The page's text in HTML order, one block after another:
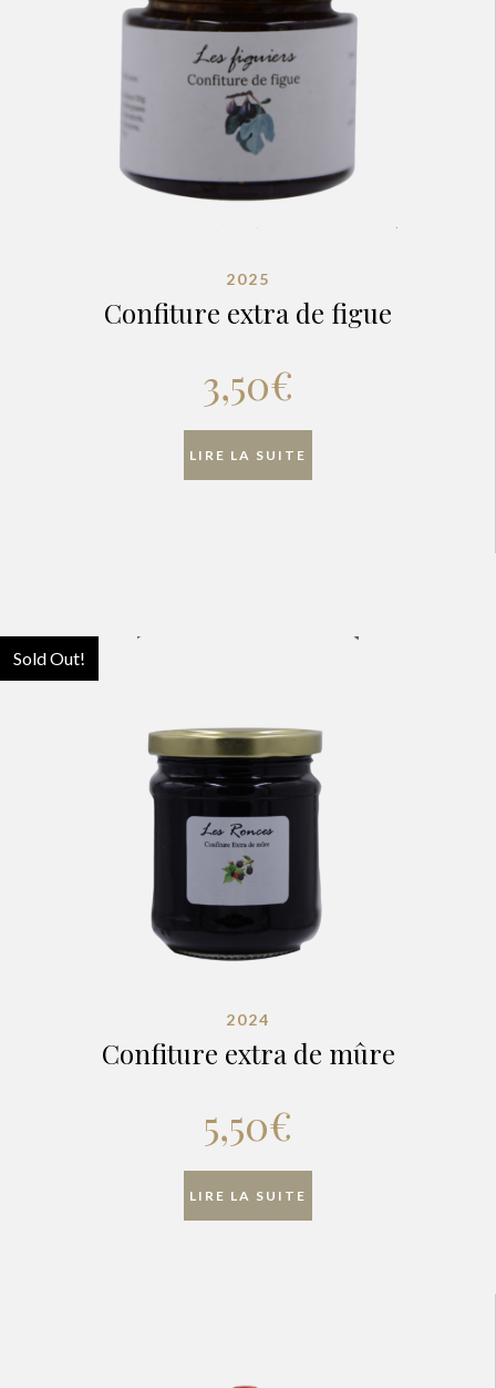
2025
Confiture extra de figue
3,50€
LIRE LA SUITE
Sold Out!
2024
Confiture extra de mûre
5,50€
LIRE LA SUITE